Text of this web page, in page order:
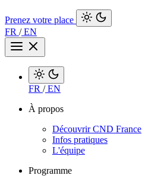
Prenez votre place
FR /EN
FR /EN
À propos
Découvrir CND France
Infos pratiques
L'équipe
Programme